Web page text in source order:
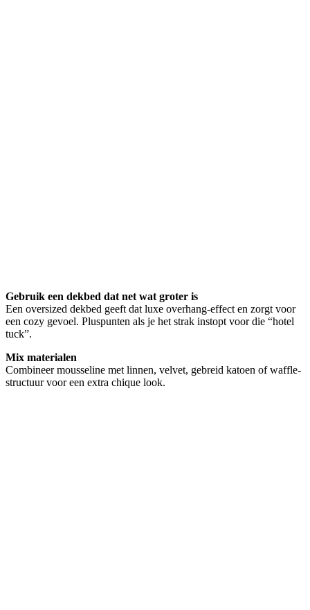
Gebruik een dekbed dat net wat groter is
Een oversized dekbed geeft dat luxe overhang-effect en zorgt voor
een cozy gevoel. Pluspunten als je het strak instopt voor die “hotel
tuck”.
Mix materialen
Combineer mousseline met linnen, velvet, gebreid katoen of waffle-
structuur voor een extra chique look.